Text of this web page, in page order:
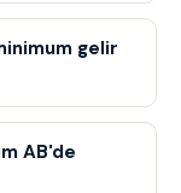
gelir
AB'de